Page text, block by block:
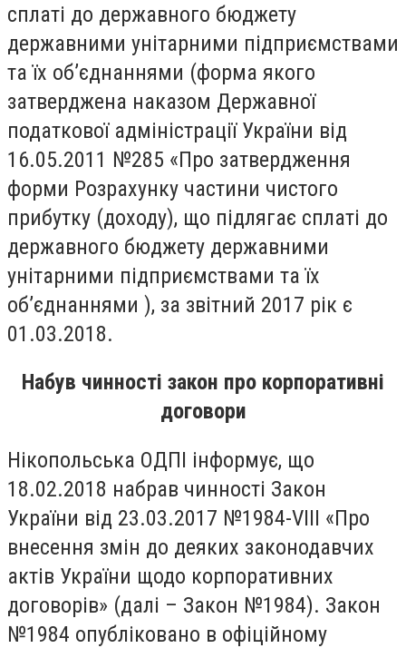
сплаті до державного бюджету
державними унітарними підприємствами
та їх об’єднаннями (форма якого
затверджена наказом Державної
податкової адміністрації України від
16.05.2011 №285 «Про затвердження
форми Розрахунку частини чистого
прибутку (доходу), що підлягає сплаті до
державного бюджету державними
унітарними підприємствами та їх
об’єднаннями ), за звітний 2017 рік є
01.03.2018.
Набув чинності закон про корпоративні
договори
Нікопольська ОДПІ інформує, що
18.02.2018 набрав чинності Закон
України від 23.03.2017 №1984-VІІІ «Про
внесення змін до деяких законодавчих
актів України щодо корпоративних
договорів» (далі – Закон №1984). Закон
№1984 опубліковано в офіційному